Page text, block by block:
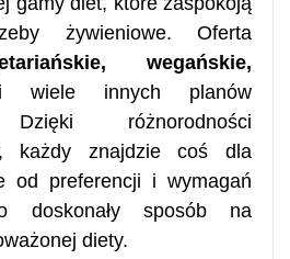
żywieniowe. Oferta
wegańskie,
innych planów
Dzięki różnorodności
każdy znajdzie coś dla
od preferencji i wymagań
doskonały sposób na
diety.